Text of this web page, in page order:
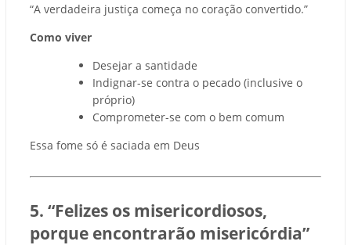
“A verdadeira justiça começa no coração convertido.”
Como viver
Desejar a santidade
Indignar-se contra o pecado (inclusive o
próprio)
Comprometer-se com o bem comum
Essa fome só é saciada em Deus
5. “Felizes os misericordiosos,
porque encontrarão misericórdia”